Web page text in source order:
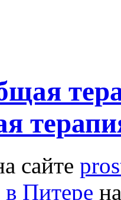
сайте
Питере